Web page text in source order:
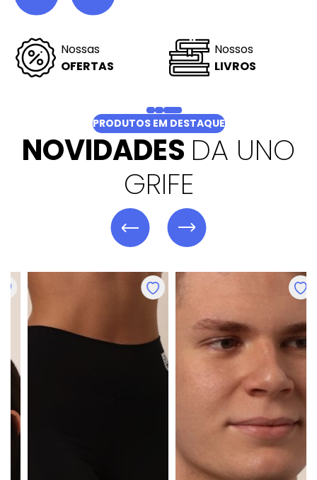
Linha
CAMPUS
Linha
STUDIO
PRODUTOS EM DESTAQUE
NOVIDADES DA UNO
GRIFE